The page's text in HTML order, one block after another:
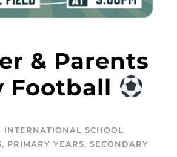
& Parents
Football
INTERNATIONAL SCHOOL
, PRIMARY YEARS, SECONDARY